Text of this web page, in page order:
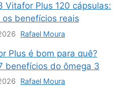
Vitafor Plus 120 cápsulas:
os benefícios reais
Rafael Moura
Plus é bom para quê?
benefícios do ômega 3
Rafael Moura